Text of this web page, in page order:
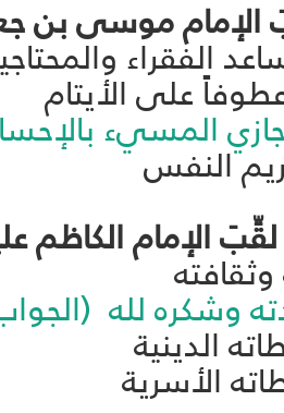
الفقراء
على الأيتام
المسيء
النفس
وشكره لله
الدينية
الأسرية